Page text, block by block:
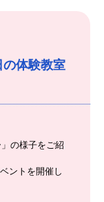
の体験教室
の様子をご紹
ントを開催し